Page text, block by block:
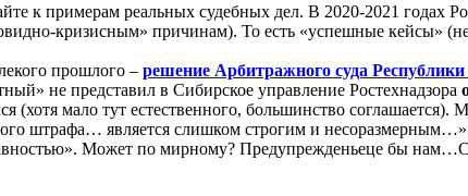
к примерам реальных судебных дел. В 2020-2021 годах
кризисным» причинам). То есть «успешные кейсы»
прошлого – решение Арбитражного суда
не представил в Сибирское управление Ростехнадзора
(хотя мало тут естественного, большинство
штрафа… является слишком строгим и
Может по мирному? Предупрежденьеце бы